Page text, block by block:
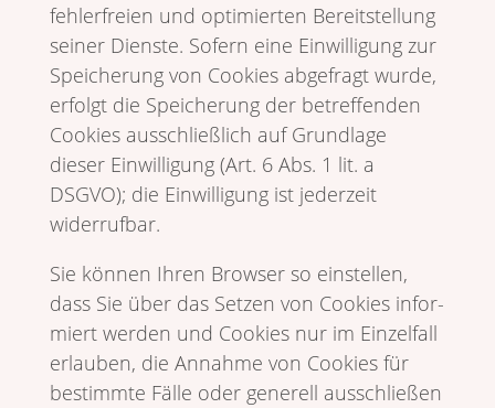
fehler­freien und opti­mierten Bereit­stel­lung
seiner Dienste. Sofern eine Einwil­li­gung zur
Spei­che­rung von Cookies abge­fragt wurde,
erfolgt die Spei­che­rung der betref­fenden
Cookies ausschließ­lich auf Grund­lage
dieser Einwil­li­gung (Art. 6 Abs. 1 lit. a
DSGVO); die Einwil­li­gung ist jeder­zeit
widerrufbar.
Sie können Ihren Browser so einstellen,
dass Sie über das Setzen von Cookies infor­
miert werden und Cookies nur im Einzel­fall
erlauben, die Annahme von Cookies für
bestimmte Fälle oder gene­rell ausschließen